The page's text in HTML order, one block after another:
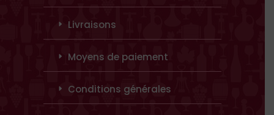
Livraisons
Moyens de paiement
Conditions générales